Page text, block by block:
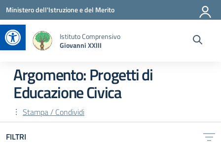
Apri la barra degli strumenti
Vai ai contenuti
Vai al menu di navigazione
Vai al footer
Ministero dell'Istruzione e del Merito
Istituto Comprensivo
Giovanni XXIII
Argomento: Progetti di
Educazione Civica
Stampa / Condividi
FILTRI